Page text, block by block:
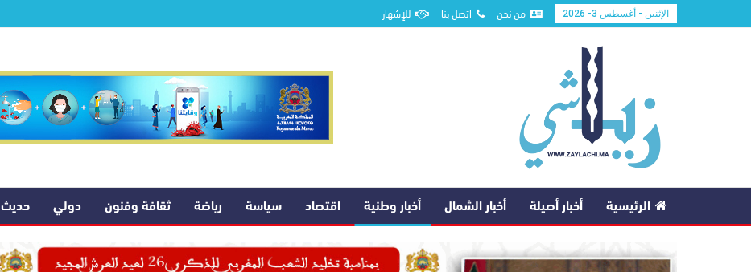
الإثنين - أغسطس 3- 2026 من نحن اتصل بنا للإشهار
الرئيسية أخبار أصيلة أخبار الشمال أخبار وطنية اقتصاد سياسة رياضة ثقافة وفنون دولي حديث